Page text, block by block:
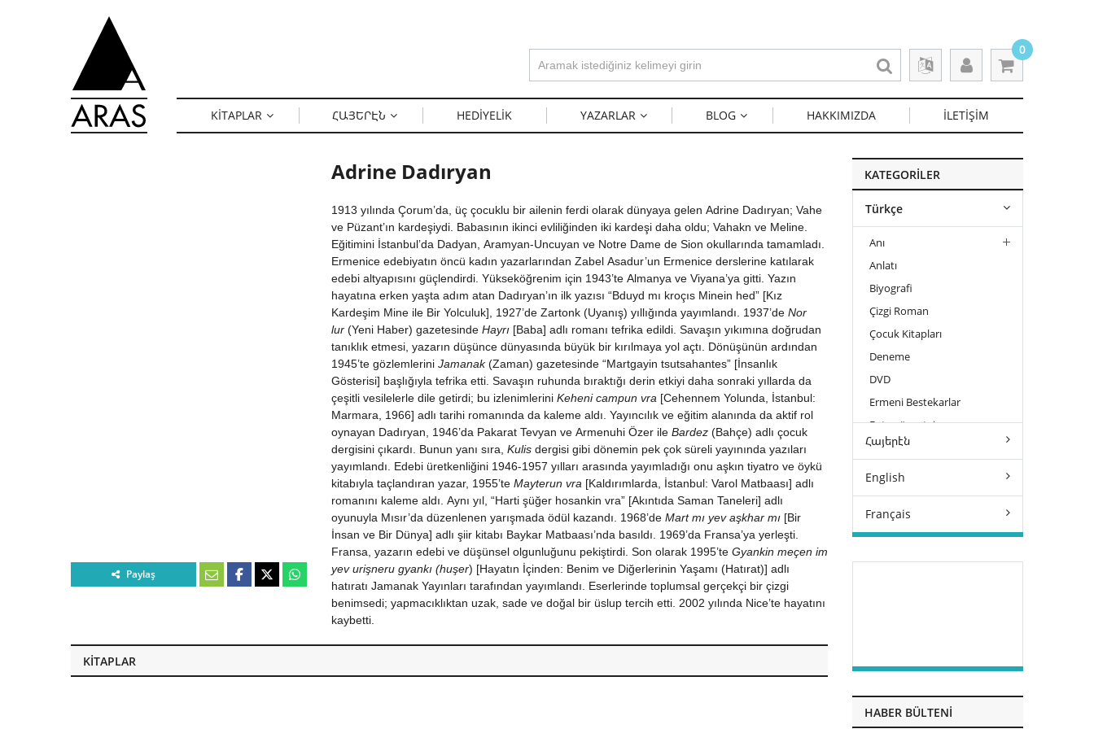
0
KITAPLAR ՀԱՅԵՐԷՆ HEDIYELIK YAZARLAR BLOG HAKKIMIZDA İLETIŞIM
Adrine Dadıryan
Paylaş
1913 yılında Çorum’da, üç çocuklu bir ailenin ferdi olarak dünyaya gelen Adrine Dadıryan; Vahe
ve Püzant’ın kardeşiydi. Babasının ikinci evliliğinden iki kardeşi daha oldu; Vahakn ve Meline.
Eğitimini İstanbul’da Dadyan, Aramyan-Uncuyan ve Notre Dame de Sion okullarında tamamladı.
Ermenice edebiyatın öncü kadın yazarlarından Zabel Asadur’un Ermenice derslerine katılarak
edebi altyapısını güçlendirdi. Yükseköğrenim için 1943’te Almanya ve Viyana’ya gitti. Yazın
hayatına erken yaşta adım atan Dadıryan’ın ilk yazısı “Bduyd mı kroçıs Minein hed” [Kız
Kardeşim Mine ile Bir Yolculuk], 1927’de Zartonk (Uyanış) yıllığında yayımlandı. 1937’de Nor
lur(Yeni Haber) gazetesinde Hayrı[Baba] adlı romanı tefrika edildi. Savaşın yıkımına doğrudan
tanıklık etmesi, yazarın düşünce dünyasında büyük bir kırılmaya yol açtı. Dönüşünün ardından
1945’te gözlemlerini Jamanak(Zaman) gazetesinde “Martgayin tsutsahantes” [İnsanlık
Gösterisi] başlığıyla tefrika etti. Savaşın ruhunda bıraktığı derin etkiyi daha sonraki yıllarda da
çeşitli vesilelerle dile getirdi; bu izlenimlerini Keheni campun vra[Cehennem Yolunda, İstanbul:
Marmara, 1966] adlı tarihi romanında da kaleme aldı. Yayıncılık ve eğitim alanında da aktif rol
oynayan Dadıryan, 1946’da Pakarat Tevyan ve Armenuhi Özer ile Bardez(Bahçe) adlı çocuk
dergisini çıkardı. Bunun yanı sıra, Kulis dergisi gibi dönemin pek çok süreli yayınında yazıları
yayımlandı. Edebi üretkenliğini 1946-1957 yılları arasında yayımladığı onu aşkın tiyatro ve öykü
kitabıyla taçlandıran yazar, 1955’te Mayterun vra[Kaldırımlarda, İstanbul: Varol Matbaası] adlı
romanını kaleme aldı. Aynı yıl, “Harti şüğer hosankin vra” [Akıntıda Saman Taneleri] adlı
oyunuyla Mısır’da düzenlenen yarışmada ödül kazandı. 1968’de Mart mı yev aşkhar mı[Bir
İnsan ve Bir Dünya] adlı şiir kitabı Baykar Matbaası’nda basıldı. 1969’da Fransa’ya yerleşti.
Fransa, yazarın edebi ve düşünsel olgunluğunu pekiştirdi. Son olarak 1995’te Gyankin meçen im
yev urişneru gyankı (huşer) [Hayatın İçinden: Benim ve Diğerlerinin Yaşamı (Hatırat)] adlı
hatıratı Jamanak Yayınları tarafından yayımlandı. Eserlerinde toplumsal gerçekçi bir çizgi
benimsedi; yapmacıklıktan uzak, sade ve doğal bir üslup tercih etti. 2002 yılında Nice’te hayatını
kaybetti.
KITAPLAR
KATEGORİLER
Türkçe
Anı
Anı
Anı-Şiir
Anlatı
Biyografi
Çizgi Roman
Çocuk Kitapları
Deneme
DVD
Ermeni Bestekarlar
Foto-röportaj
Gezi
Günce
İnceleme
Karikatür
Çizgi Öykü-Karikatür
Katalog
Kitap Setleri
Öykü
Öykü-Fotoğraf
Özyaşamöyküsü
Portre
Roman
Հայերէն
Առածներ
Արձակ բանաստեղծութիւն
Բանաստեղծութիւն
Գծավէպ
Մանկական
Մենագրութիւն
English
History
Short Story
Français
HABER BÜLTENI